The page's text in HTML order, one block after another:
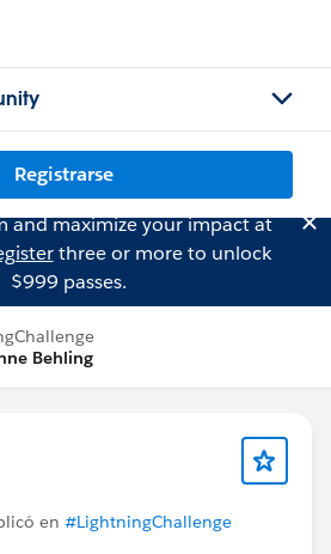
Registrarse
and maximize your impact at
three or more to unlock
$999 passes.
Behling
en #LightningChallenge